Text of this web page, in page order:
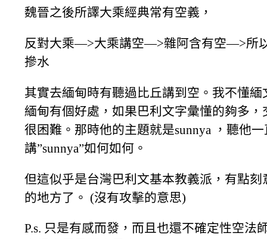
魏晉之後所譯大乘經典常有空義，
反對大乘—>大乘講空—>雜阿含有空—>所
摻水
其實去緬甸時有聽過比丘講到空。我不懂緬
緬甸有個好處，如果巴利文字彙懂的夠多，
很困難。那時他的主題就是sunnya ，聽他
講”sunnya”如何如何。
但這似乎是台灣巴利文基本教義派，有點刻
的地方了。 (沒有攻擊的意思)
P.s. 只是有感而發，而且也還不確定性空法